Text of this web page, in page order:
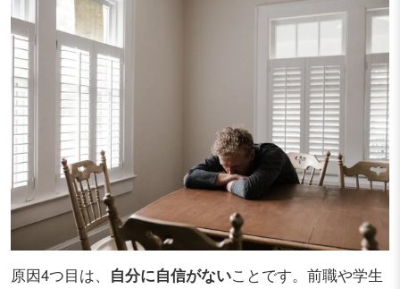
原因4つ目は、 自分に自信がないことです。前職や学生